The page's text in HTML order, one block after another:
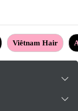
Viêtnam Hair